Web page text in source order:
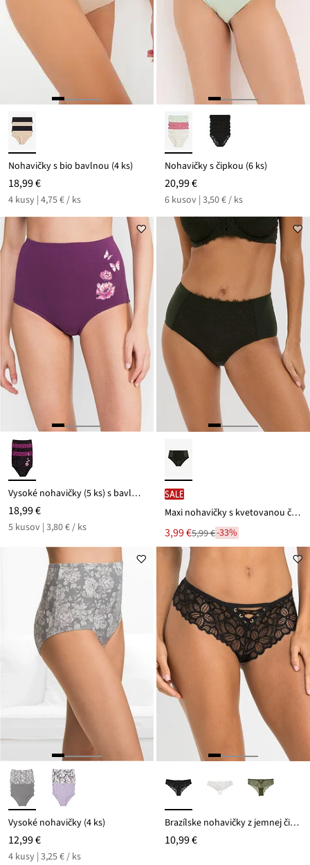
Nohavičky s bio bavlnou (4 ks)
18,99 €
4 kusy | 4,75 € / ks
Nohavičky s čipkou (6 ks)
20,99 €
6 kusov | 3,50 € / ks
Vysoké nohavičky (5 ks) s bavlnou
18,99 €
5 kusov | 3,80 € / ks
SALE
Maxi nohavičky s kvetovanou čipkou
Nová
cena
je
3,99 €
Zľava
ceny
5,99 €
5,99 €-33%
Vysoké nohavičky (4 ks)
12,99 €
4 kusy | 3,25 € / ks
Brazílske nohavičky z jemnej čipky
10,99 €